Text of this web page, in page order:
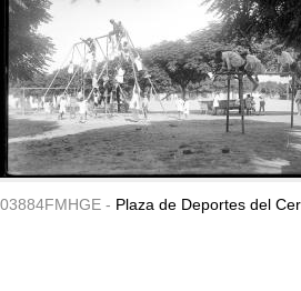
03884FMHGE - Plaza de Deportes del